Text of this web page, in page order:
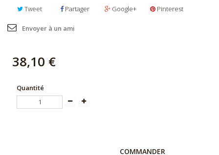
Tweet Partager Google+ Pinterest
Envoyer à un ami
38,10 €
Quantité
COMMANDER